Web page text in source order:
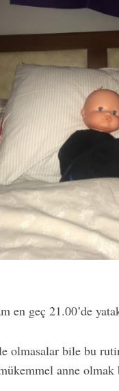
en geç 21.00’de
olmasalar bile bu
anne olmak